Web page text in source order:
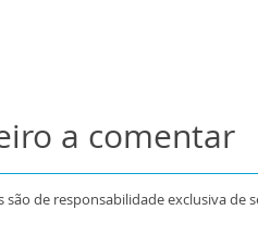
a comentar
são de responsabilidade exclusiva